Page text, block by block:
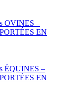
OVINES –
EN
ÉQUINES –
EN